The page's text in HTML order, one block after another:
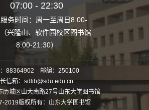
07:00 - 22:30
务时间：周一至周日8:00-
兴隆山、软件园校区图书馆
8:00-21:30）
人工服务时间
22:00（兴隆山
：88364902 邮编：250100
信箱：sdlib@sdu.edu.cn
历城区山大南路27号山东大学图书馆
2019版权所有：山东大学图书馆